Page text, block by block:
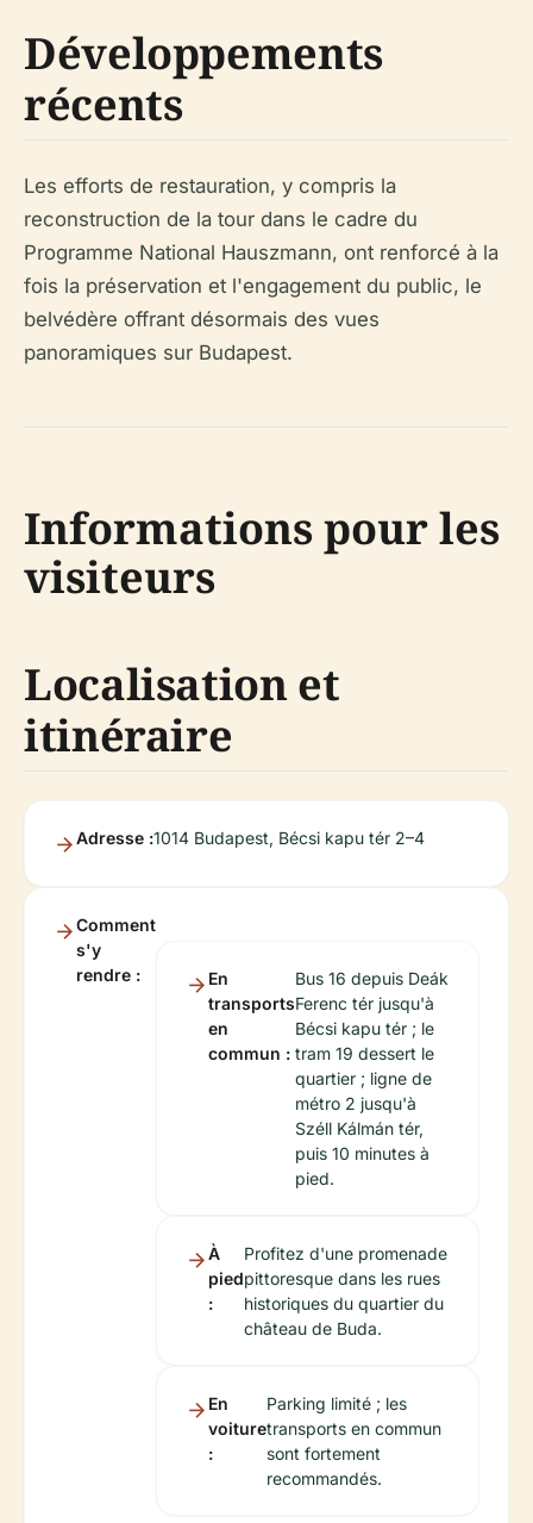
Développements
récents
Les efforts de restauration, y compris la
reconstruction de la tour dans le cadre du
Programme National Hauszmann, ont renforcé à la
fois la préservation et l'engagement du public, le
belvédère offrant désormais des vues
panoramiques sur Budapest.
Informations pour les
visiteurs
Localisation et
itinéraire
Adresse :1014 Budapest, Bécsi kapu tér 2–4
Comment
s'y
rendre :
En
transports
en
commun :
Bus 16 depuis Deák
Ferenc tér jusqu'à
Bécsi kapu tér ; le
tram 19 dessert le
quartier ; ligne de
métro 2 jusqu'à
Széll Kálmán tér,
puis 10 minutes à
pied.
À
pied
:
Profitez d'une promenade
pittoresque dans les rues
historiques du quartier du
château de Buda.
En
voiture
:
Parking limité ; les
transports en commun
sont fortement
recommandés.